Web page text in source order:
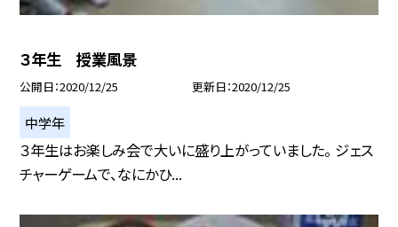
３年生 授業風景
公開日 2020/12/25 更新日 2020/12/25
中学年
３年生はお楽しみ会で大いに盛り上がっていました。 ジェス
チャーゲームで、なにかひ...